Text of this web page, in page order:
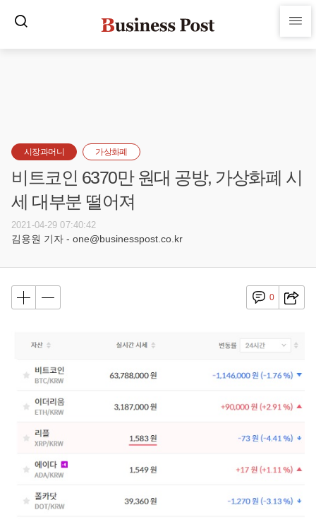
시장과머니 가상화폐
비트코인 6370만 원대 공방, 가상화폐 시
세 대부분 떨어져
2021-04-29 07:40:42
김용원 기자 - one@businesspost.co.kr
0